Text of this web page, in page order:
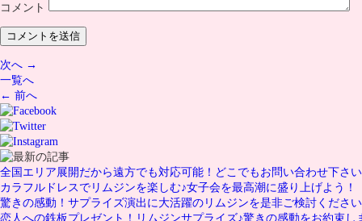
コメント
次へ →
一覧へ
← 前へ
全国エリア展開だから遠方でも対応可能！どこでもお問い合わせ下さ
カラフルドレスでリムジンを楽しむ♪女子会を最高潮に盛り上げよう！
驚きの感動！サプライズ演出に大活躍のリムジンを是非ご検討くださ
恋人への鉄板プレゼント！リムジンサプライズ♪驚きの感動をお約束し